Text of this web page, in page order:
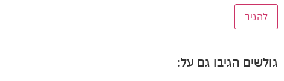
גולשים הגיבו גם על: